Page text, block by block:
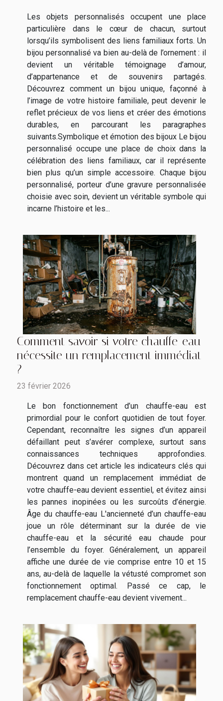
Les objets personnalisés occupent une place
particulière dans le cœur de chacun, surtout
lorsqu’ils symbolisent des liens familiaux forts. Un
bijou personnalisé va bien au-delà de l’ornement : il
devient un véritable témoignage d’amour,
d’appartenance et de souvenirs partagés.
Découvrez comment un bijou unique, façonné à
l’image de votre histoire familiale, peut devenir le
reflet précieux de vos liens et créer des émotions
durables, en parcourant les paragraphes
suivants.Symbolique et émotion des bijoux Le bijou
personnalisé occupe une place de choix dans la
célébration des liens familiaux, car il représente
bien plus qu’un simple accessoire. Chaque bijou
personnalisé, porteur d’une gravure personnalisée
choisie avec soin, devient un véritable symbole qui
incarne l’histoire et les...
Comment savoir si votre chauffe-eau
nécessite un remplacement immédiat
?
23 février 2026
Le bon fonctionnement d’un chauffe-eau est
primordial pour le confort quotidien de tout foyer.
Cependant, reconnaître les signes d’un appareil
défaillant peut s’avérer complexe, surtout sans
connaissances techniques approfondies.
Découvrez dans cet article les indicateurs clés qui
montrent quand un remplacement immédiat de
votre chauffe-eau devient essentiel, et évitez ainsi
les pannes inopinées ou les surcoûts d’énergie.
Âge du chauffe-eau L'ancienneté d’un chauffe-eau
joue un rôle déterminant sur la durée de vie
chauffe-eau et la sécurité eau chaude pour
l’ensemble du foyer. Généralement, un appareil
affiche une durée de vie comprise entre 10 et 15
ans, au-delà de laquelle la vétusté compromet son
fonctionnement optimal. Passé ce cap, le
remplacement chauffe-eau devient vivement...